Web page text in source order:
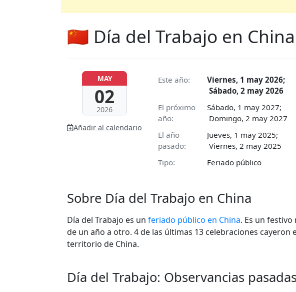
🇨🇳 Día del Trabajo en China
MAY
02
2026
Añadir al calendario
Este año:
Viernes, 1 may 2026;
Sábado, 2 may 2026
El próximo
año:
Sábado, 1 may 2027;
Domingo, 2 may 2027
El año
pasado:
Jueves, 1 may 2025;
Viernes, 2 may 2025
Tipo:
Feriado público
Sobre Día del Trabajo en China
Día del Trabajo es un feriado público en China. Es un
de un año a otro. 4 de las últimas 13 celebraciones cayeron
territorio de China.
Día del Trabajo: Observancias